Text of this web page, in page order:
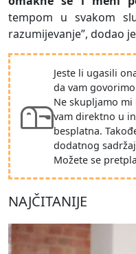
tempom u svakom
razumijevanje”, dodao
Jeste li ugasili
da vam
Ne skupljamo
vam direktno u
besplatna.
dodatnog
Možete se
NAJČITANIJE